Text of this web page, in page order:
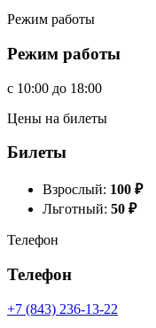
Режим работы
Режим работы
c 10:00 до 18:00
Цены на билеты
Билеты
Взрослый: 100 ₽
Льготный: 50 ₽
Телефон
Телефон
+7 (843) 236-13-22